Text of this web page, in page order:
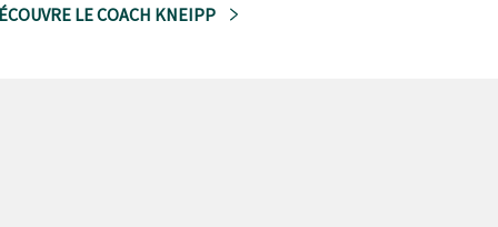
LE COACH KNEIPP